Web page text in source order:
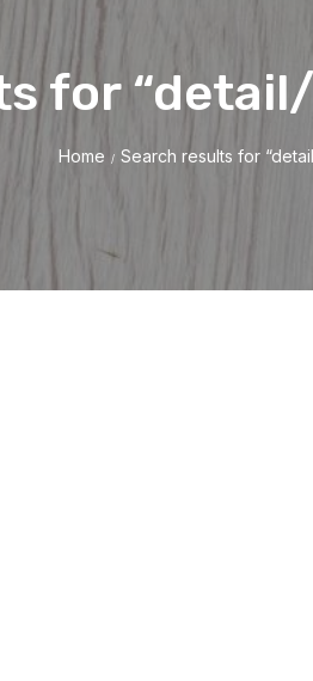
for
Home / Search results for